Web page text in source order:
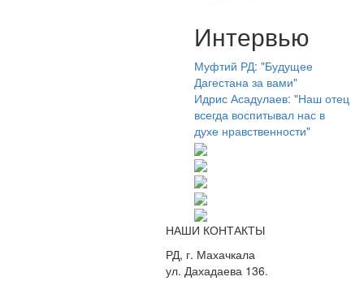
Интервью
Муфтий РД: "Будущее
Дагестана за вами"
Идрис Асадулаев: "Наш отец
всегда воспитывал нас в
духе нравственности"
НАШИ КОНТАКТЫ
РД, г. Махачкала
ул. Дахадаева 136.